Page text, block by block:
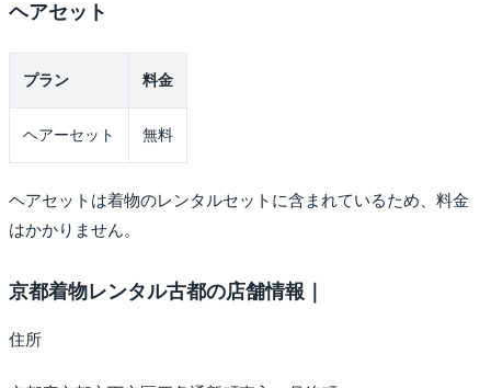
ヘアセット
プラン 料金
ヘアーセット 無料
ヘアセットは着物のレンタルセットに含まれているため、料金
はかかりません。
京都着物レンタル古都の店舗情報｜
住所